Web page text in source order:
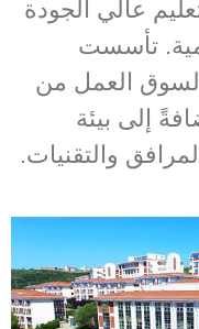
عالي الجودة
تأسست
لسوق العمل من
إلى بيئة
والتقنيات.